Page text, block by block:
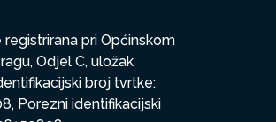
registrirana pri Općinskom
Odjel C, uložak
broj tvrtke:
Porezni identifikacijski